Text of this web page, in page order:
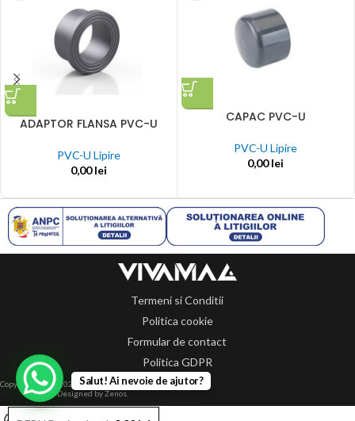
ADAPTOR FLANSA PVC-U
PVC-U Lipire
0,00lei
CAPAC PVC-U
PVC-U Lipire
0,00lei
Termeni si Conditii
Politica cookie
Formular de contact
Politica GDPR
Copyright 2014-2024 © Toate drepturile rezervate.
Designed by Zenos.
Salut! Ai nevoie de ajutor?